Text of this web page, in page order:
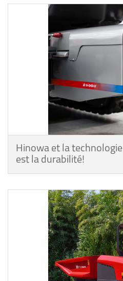
Hinowa et la
est la durabilité!